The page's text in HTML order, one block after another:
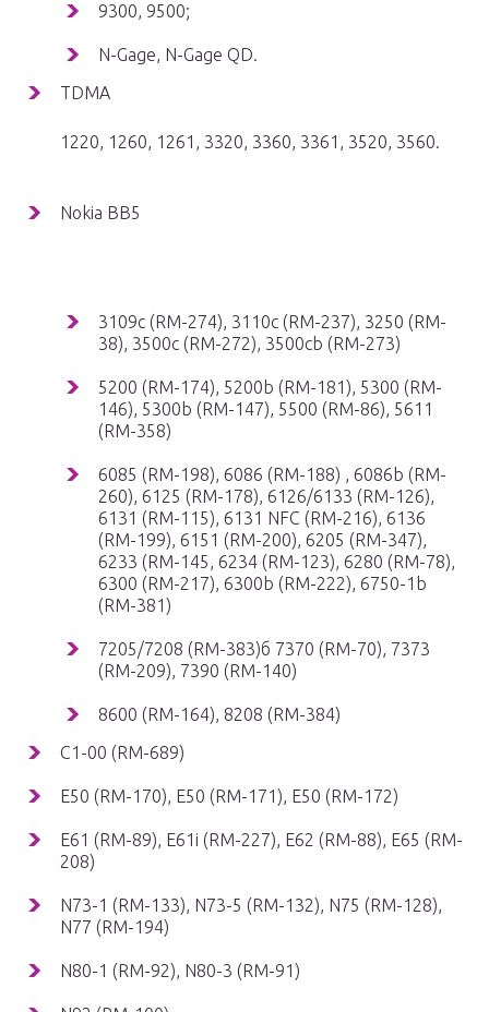
9300, 9500;
N-Gage, N-Gage QD.
TDMA
1220, 1260, 1261, 3320, 3360, 3361, 3520, 3560.
Nokia BB5
3109c (RM-274), 3110c (RM-237), 3250 (RM-
38), 3500c (RM-272), 3500cb (RM-273)
5200 (RM-174), 5200b (RM-181), 5300 (RM-
146), 5300b (RM-147), 5500 (RM-86), 5611
(RM-358)
6085 (RM-198), 6086 (RM-188) , 6086b (RM-
260), 6125 (RM-178), 6126/6133 (RM-126),
6131 (RM-115), 6131 NFC (RM-216), 6136
(RM-199), 6151 (RM-200), 6205 (RM-347),
6233 (RM-145, 6234 (RM-123), 6280 (RM-78),
6300 (RM-217), 6300b (RM-222), 6750-1b
(RM-381)
7205/7208 (RM-383)б 7370 (RM-70), 7373
(RM-209), 7390 (RM-140)
8600 (RM-164), 8208 (RM-384)
C1-00 (RM-689)
E50 (RM-170), E50 (RM-171), E50 (RM-172)
E61 (RM-89), E61i (RM-227), E62 (RM-88), E65 (RM-
208)
N73-1 (RM-133), N73-5 (RM-132), N75 (RM-128),
N77 (RM-194)
N80-1 (RM-92), N80-3 (RM-91)